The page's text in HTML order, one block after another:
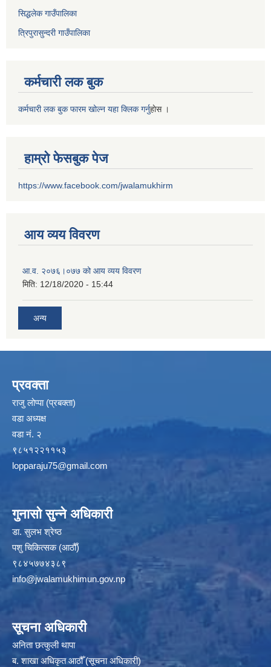
सिद्धलेक गाउँपालिका
त्रिपुरासुन्दरी गाउँपालिका
कर्मचारी लक बुक
कर्मचारी लक बुक फारम खोल्न यहा क्लिक गर्नुहाेस ।
हाम्रो फेसबुक पेज
https://www.facebook.com/jwalamukhirm
आय व्यय विवरण
आ.व. २०७६।०७७ को आय व्यय विवरण
मिति: 12/18/2020 - 15:44
अन्य
प्रवक्ता
राजु लोप्पा (प्रबक्ता)
वडा अध्यक्ष
वडा नं. २
९८५१२२११५३
lopparaju75@gmail.com
गुनासो सुन्ने अधिकारी
डा. सुलभ श्रेष्ठ
पशु चिकित्सक (आठौँ)
९८४५७७४३८९
info@jwalamukhimun.gov.np
सूचना अधिकारी
अनिता छत्कुली थापा
ब. शाखा अधिकृत आठौँ (सूचना अधिकारी)